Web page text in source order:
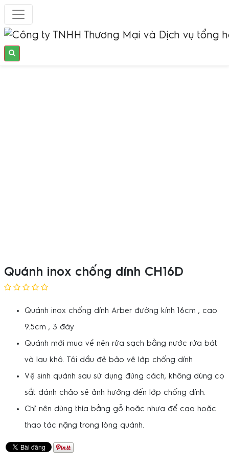
Quánh inox chống dính CH16D
Quánh inox chống dính Arber đường kính 16cm , cao
9.5cm , 3 đáy
Quánh mới mua về nên rửa sạch bằng nước rửa bát
và lau khô. Tôi dầu đẻ bảo vệ lớp chống dính
Vệ sinh quánh sau sử dụng đúng cách, không dùng cọ
sắt đánh chảo sẽ ảnh hưởng đến lớp chống dính.
Chỉ nên dùng thìa bằng gỗ hoặc nhựa để cạo hoặc
thao tác nặng trong lòng quánh.